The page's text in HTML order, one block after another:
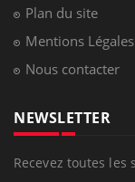
Plan du site
Mentions Légales
Nous contacter
NEWSLETTER
Recevez toutes